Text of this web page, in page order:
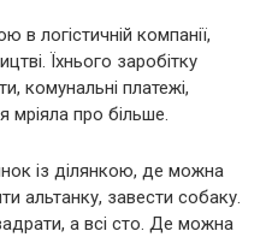
логістичній компанії,
Їхнього заробітку
комунальні платежі,
мріяла про більше.
із ділянкою, де можна
альтанку, завести собаку.
а всі сто. Де можна